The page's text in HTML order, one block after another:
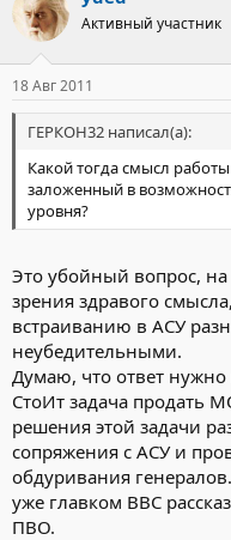
т
е
м
ы
ч
Активный участник
18 Авг 2011
ГЕРКОН32 написал(а):
Какой тогда смысл
заложенный в
уровня?
Это убойный вопрос, на
зрения здравого
встраиванию в АСУ
неубедительными.
Думаю, что ответ нужно
СтоИт задача продать
решения этой задачи
сопряжения с АСУ и
обдуривания
уже главком ВВС
ПВО.